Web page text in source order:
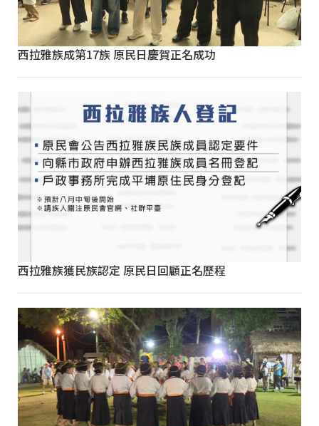
西拉雅族成第17族 原民日慶賀正名成功
西拉雅族獲民族認定 原民日回顧正名歷程